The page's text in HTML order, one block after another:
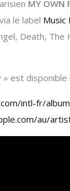
MY OWN
le label Music
Death, The
» est
intl-fr/
au/